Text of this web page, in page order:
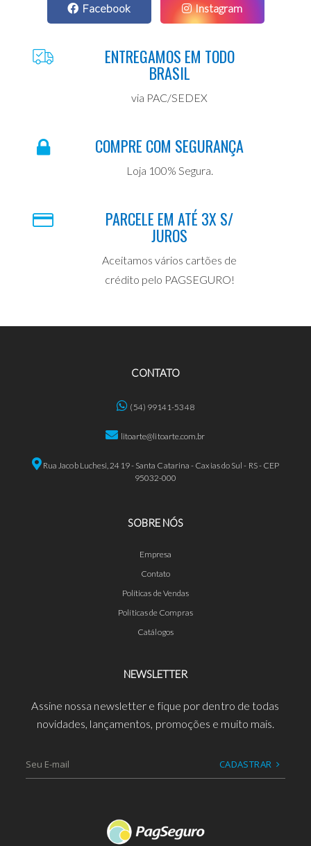
Facebook Instagram
ENTREGAMOS EM TODO
BRASIL
via PAC/SEDEX
COMPRE COM SEGURANÇA
Loja 100% Segura.
PARCELE EM ATÉ 3X S/
JUROS
Aceitamos vários cartões de
crédito pelo PAGSEGURO!
CONTATO
(54) 99141-5348
litoarte@litoarte.com.br
Rua Jacob Luchesi, 2419 - Santa Catarina - Caxias do Sul - RS - CEP
95032-000
SOBRE NÓS
Empresa
Contato
Políticas de Vendas
Políticas de Compras
Catálogos
NEWSLETTER
Assine nossa newsletter e fique por dentro de todas
novidades, lançamentos, promoções e muito mais.
CADASTRAR